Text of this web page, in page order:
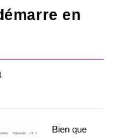
en
Bien que